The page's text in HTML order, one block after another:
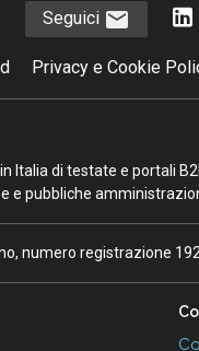
Seguici
Privacy e Cookie
Italia di testate e portali
e pubbliche
numero registrazione